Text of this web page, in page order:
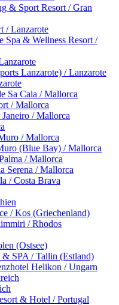
& Sport Resort / Gran
/ Lanzarote
Spa & Wellness Resort /
Lanzarote) / Lanzarote
Sa Cala / Mallorca
/ Mallorca
/ Mallorca
/ Mallorca
(Blue Bay) / Mallorca
/ Mallorca
Serena / Mallorca
/ Costa Brava
/ Kos (Griechenland)
/ Rhodos
(Ostsee)
SPA / Tallin (Estland)
Helikon / Ungarn
& Hotel / Portugal